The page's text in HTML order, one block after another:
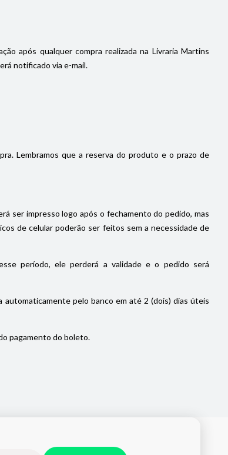
após qualquer compra realizada na Livraria Martins
notificado via e-mail.
Lembramos que a reserva do produto e o prazo de
ser impresso logo após o fechamento do pedido, mas
de celular poderão ser feitos sem a necessidade de
período, ele perderá a validade e o pedido será
pelo banco em até 2 (dois) dias úteis
pagamento do boleto.